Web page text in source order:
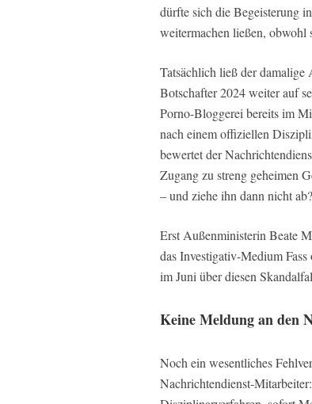
dürfte sich die Begeisterung
weitermachen ließen, obwohl
Tatsächlich ließ der
Botschafter 2024 weiter auf
Porno-Bloggerei bereits im
nach einem offiziellen
bewertet der
Zugang zu streng geheimen
– und ziehe ihn dann nicht
Erst Außenministerin Beate
das Investigativ-Medium
im Juni über diesen
Keine Meldung an den
Noch ein wesentliches
Nachrichtendienst-